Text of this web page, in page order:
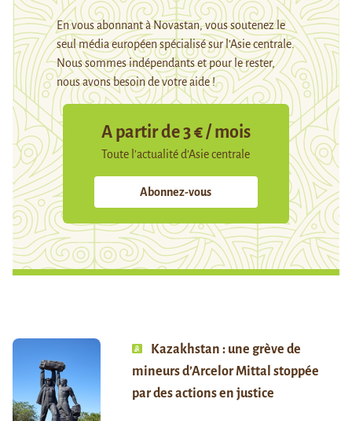
En vous abonnant à Novastan, vous soutenez le
seul média européen spécialisé sur l’Asie centrale.
Nous sommes indépendants et pour le rester,
nous avons besoin de votre aide !
A partir de 3 € / mois
Toute l’actualité d’Asie centrale
Abonnez-vous
Kazakhstan : une grève de
mineurs d’Arcelor Mittal stoppée
par des actions en justice